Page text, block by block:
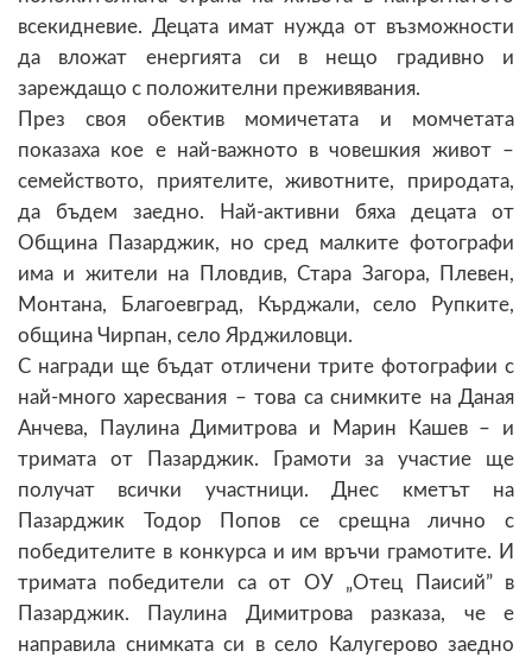
всекидневие. Децата имат нужда от възможности
да вложат енергията си в нещо градивно и
зареждащо с положителни преживявания.
През своя обектив момичетата и момчетата
показаха кое е най-важното в човешкия живот –
семейството, приятелите, животните, природата,
да бъдем заедно. Най-активни бяха децата от
Община Пазарджик, но сред малките фотографи
има и жители на Пловдив, Стара Загора, Плевен,
Монтана, Благоевград, Кърджали, село Рупките,
община Чирпан, село Ярджиловци.
С награди ще бъдат отличени трите фотографии с
най-много харесвания – това са снимките на Даная
Анчева, Паулина Димитрова и Марин Кашев – и
тримата от Пазарджик. Грамоти за участие ще
получат всички участници. Днес кметът на
Пазарджик Тодор Попов се срещна лично с
победителите в конкурса и им връчи грамотите. И
тримата победители са от ОУ „Отец Паисий” в
Пазарджик. Паулина Димитрова разказа, че е
направила снимката си в село Калугерово заедно